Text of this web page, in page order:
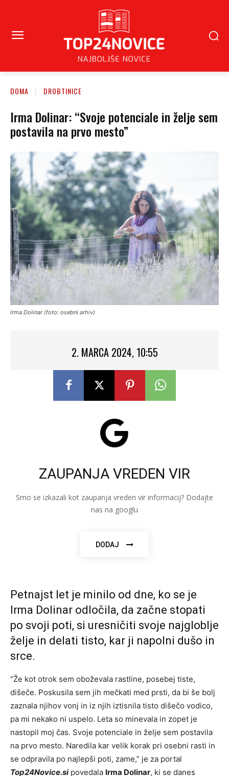
DOMA DROBTINICE
Irma Dolinar: “Svoje potenciale in želje sem
postavila na prvo mesto”
Irma Dolinar (foto: osebni arhiv)
2. MARCA 2024, 10:55
ZAUPANJA VREDEN VIR
Smo se izkazali kot zaupanja vreden vir informacij? Dodajte
nas na googlu
DODAJ
Petnajst let je minilo od dne, ko se je
Irma Dolinar odločila, da začne stopati
po svoji poti, si uresničiti svoje najgloblje
želje in delati tisto, kar ji napolni dušo in
srce.
“Že kot otrok sem oboževala rastline, posebej tiste,
dišeče. Poskusila sem jih mečkati med prsti, da bi še bolj
zaznala njihov vonj in iz njih iztisnila tisto dišečo vodico,
pa mi nekako ni uspelo. Leta so minevala in zopet je
nastopil moj čas. Svoje potenciale in želje sem postavila
na prvo mesto. Naredila kar velik korak pri osebni rasti in
se odpravila po najlepši poti, zame,” je za portal
Top24Novice.sipovedala Irma Dolinar, ki se danes